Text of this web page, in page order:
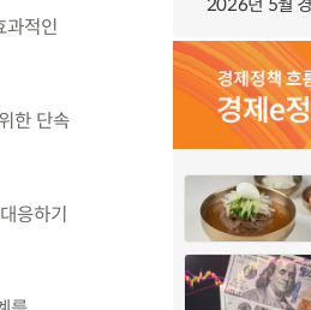
과적인
한 단속
응하기